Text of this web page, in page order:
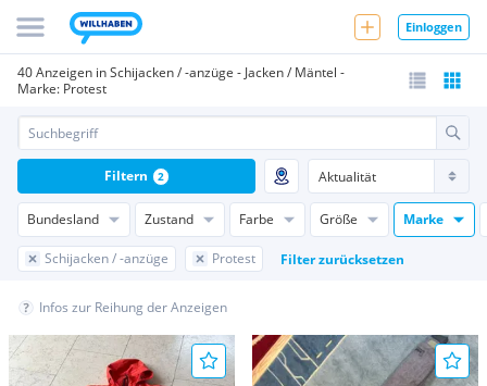
Einloggen
40 Anzeigen in Schijacken / -anzüge - Jacken / Mäntel -
Marke: Protest
Bundesland Zustand Farbe Größe Marke
Schijacken / -anzüge Protest Filter zurücksetzen
Filtern 2
Infos zur Reihung der Anzeigen